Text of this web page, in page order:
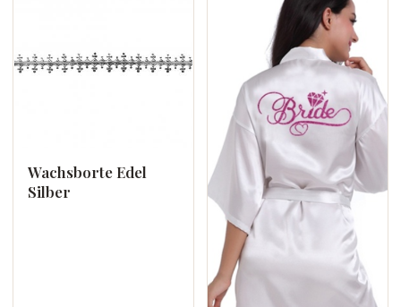
Wachsborte Edel
Silber